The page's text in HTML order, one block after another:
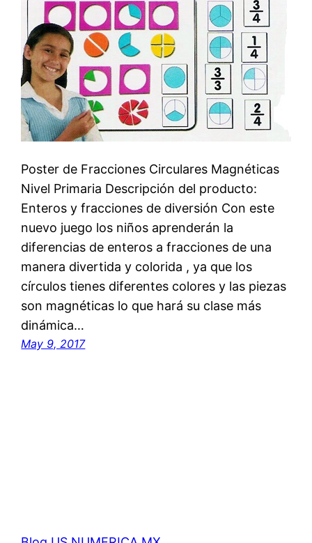
Poster de Fracciones Circulares Magnéticas
Nivel Primaria Descripción del producto: 
Enteros y fracciones de diversión Con este
nuevo juego los niños aprenderán la
diferencias de enteros a fracciones de una
manera divertida y colorida , ya que los
círculos tienes diferentes colores y las piezas
son magnéticas lo que hará su clase más
dinámica…
May 9, 2017